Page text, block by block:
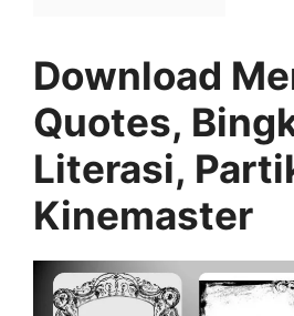
Download
Quotes,
Literasi,
Kinemaster